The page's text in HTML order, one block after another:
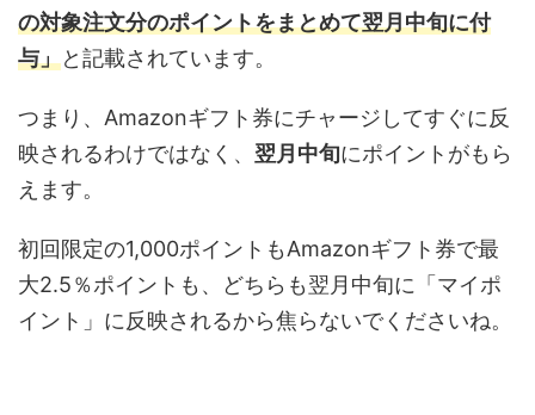
の対象注文分のポイントをまとめて翌月中旬に付
与」と記載されています。
つまり、Amazonギフト券にチャージしてすぐに反
映されるわけではなく、 翌月中旬にポイントがもら
えます。
初回限定の1,000ポイントもAmazonギフト券で最
大2.5％ポイントも、どちらも翌月中旬に「マイポ
イント」に反映されるから焦らないでくださいね。